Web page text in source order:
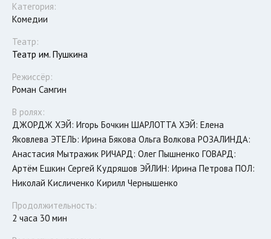
Категория:
Комедии
Театр:
Театр им. Пушкина
Режиссёр:
Роман Самгин
В ролях:
ДЖОРДЖ ХЭЙ: Игорь Бочкин ШАРЛОТТА ХЭЙ: Елена
Яковлева ЭТЕЛЬ: Ирина Бякова Ольга Волкова РОЗАЛИНДА:
Анастасия Мытражик РИЧАРД: Олег Пышненко ГОВАРД:
Артём Ешкин Сергей Кудряшов ЭЙЛИН: Ирина Петрова ПОЛ:
Николай Кисличенко Кирилл Чернышенко
Продолжительность:
2 часа 30 мин